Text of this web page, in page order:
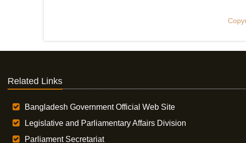
Related Links
Bangladesh Government Official Web Site
Legislative and Parliamentary Affairs Division
Parliament Secretariat